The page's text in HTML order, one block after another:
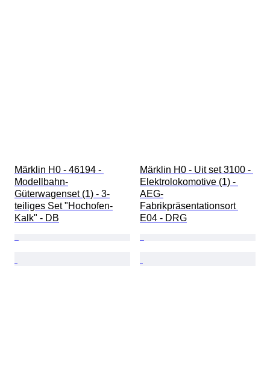
Märklin H0 - 46194 -
Modellbahn-
Güterwagenset (1) - 3-
teiliges Set "Hochofen-
Kalk" - DB
Märklin H0 - Uit set 3100 -
Elektrolokomotive (1) -
AEG-
Fabrikpräsentationsort
E04 - DRG